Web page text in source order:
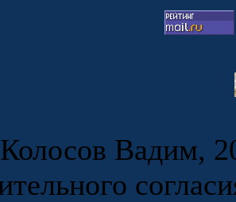
Вадим,